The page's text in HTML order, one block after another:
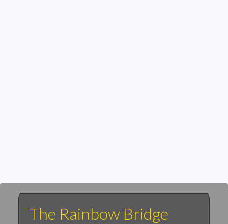
The Rainbow Bridge